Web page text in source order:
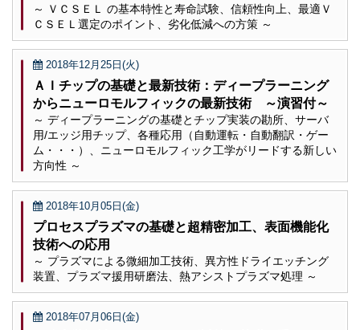
～ ＶＣＳＥＬ の基本特性と寿命試験、信頼性向上、最適Ｖ
ＣＳＥＬ選定のポイント、劣化低減への方策 ～
2018年12月25日(火)
ＡＩチップの基礎と最新技術：ディープラーニング
からニューロモルフィックの最新技術 ～演習付～
～ ディープラーニングの基礎とチップ実装の勘所、サーバ
用/エッジ用チップ、各種応用（自動運転・自動翻訳・ゲー
ム・・・）、ニューロモルフィック工学がリードする新しい
方向性 ～
2018年10月05日(金)
プロセスプラズマの基礎と超精密加工、表面機能化
技術への応用
～ プラズマによる微細加工技術、異方性ドライエッチング
装置、プラズマ援用研磨法、熱アシストプラズマ処理 ～
2018年07月06日(金)